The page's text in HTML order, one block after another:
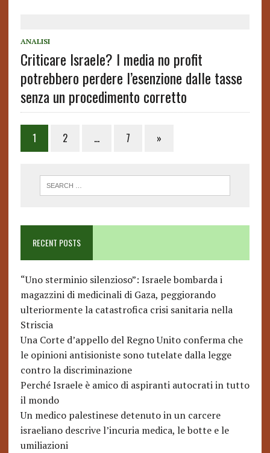
ANALISI
Criticare Israele? I media no profit
potrebbero perdere l’esenzione dalle tasse
senza un procedimento corretto
Posts
pagination
1 2 … 7 »
RECENT POSTS
“Uno sterminio silenzioso”: Israele bombarda i
magazzini di medicinali di Gaza, peggiorando
ulteriormente la catastrofica crisi sanitaria nella
Striscia
Una Corte d’appello del Regno Unito conferma che
le opinioni antisioniste sono tutelate dalla legge
contro la discriminazione
Perché Israele è amico di aspiranti autocrati in tutto
il mondo
Un medico palestinese detenuto in un carcere
israeliano descrive l’incuria medica, le botte e le
umiliazioni